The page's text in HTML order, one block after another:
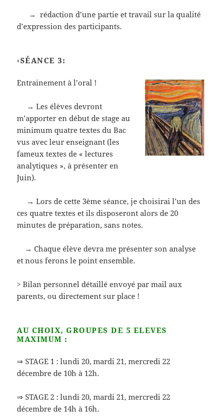
→ rédaction d’une partie et travail sur la qualité
d’expression des participants.
›SÉANCE 3:
Entrainement à l’oral !
→ Les élèves devront
m’apporter en début de stage au
minimum quatre textes du Bac
vus avec leur enseignant (les
fameux textes de « lectures
analytiques », à présenter en
Juin).
→ Lors de cette 3ème séance, je choisirai l’un des
ces quatre textes et ils disposeront alors de 20
minutes de préparation, sans notes.
→ Chaque élève devra me présenter son analyse
et nous ferons le point ensemble.
> Bilan personnel détaillé envoyé par mail aux
parents, ou directement sur place !
AU CHOIX, GROUPES DE 5 ELEVES
MAXIMUM :
⇒ STAGE 1 : lundi 20, mardi 21, mercredi 22
décembre de 10h à 12h.
⇒ STAGE 2 : lundi 20, mardi 21, mercredi 22
décembre de 14h à 16h.